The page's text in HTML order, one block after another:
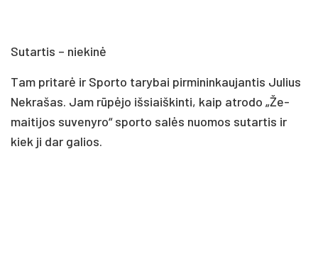
Su­tar­tis – nie­ki­nė
Tam pri­ta­rė ir Spor­to ta­ry­bai pir­mi­nin­kau­jan­tis Ju­lius
Nek­ra­šas. Jam rū­pė­jo iš­siaiš­kin­ti, kaip at­ro­do „Že­
mai­ti­jos su­ve­ny­ro“ spor­to sa­lės nuo­mos su­tar­tis ir
kiek ji dar ga­lios.